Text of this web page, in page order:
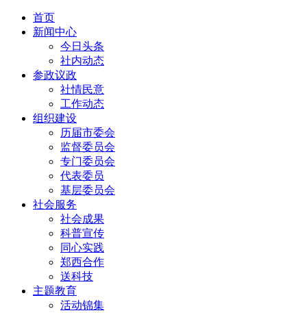
首页
新闻中心
今日头条
社内动态
参政议政
社情民意
工作动态
组织建设
历届市委会
监督委员会
专门委员会
代表委员
基层委员会
社会服务
社会成果
科普宣传
同心实践
郑西合作
送科技
主题教育
活动锦集